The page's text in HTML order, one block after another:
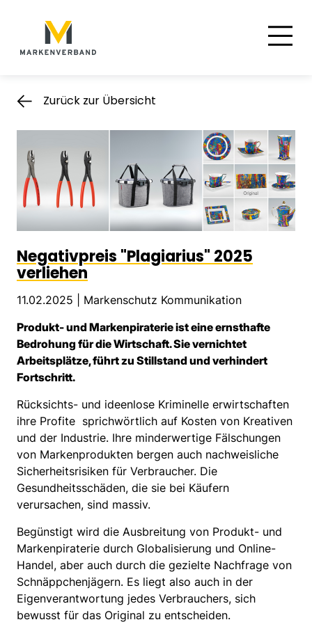
Hauptnavigation
Zurück zur Übersicht
Negativpreis "Plagiarius" 2025
verliehen
11.02.2025 | Markenschutz Kommunikation
Produkt- und Markenpiraterie ist eine ernsthafte
Bedrohung für die Wirtschaft. Sie vernichtet
Arbeitsplätze, führt zu Stillstand und verhindert
Fortschritt.
Rücksichts- und ideenlose Kriminelle erwirtschaften
ihre Profite sprichwörtlich auf Kosten von Kreativen
und der Industrie. Ihre minderwertige Fälschungen
von Markenprodukten bergen auch nachweisliche
Sicherheitsrisiken für Verbraucher. Die
Gesundheitsschäden, die sie bei Käufern
verursachen, sind massiv.
Begünstigt wird die Ausbreitung von Produkt- und
Markenpiraterie durch Globalisierung und Online-
Handel, aber auch durch die gezielte Nachfrage von
Schnäppchenjägern. Es liegt also auch in der
Eigenverantwortung jedes Verbrauchers, sich
bewusst für das Original zu entscheiden.